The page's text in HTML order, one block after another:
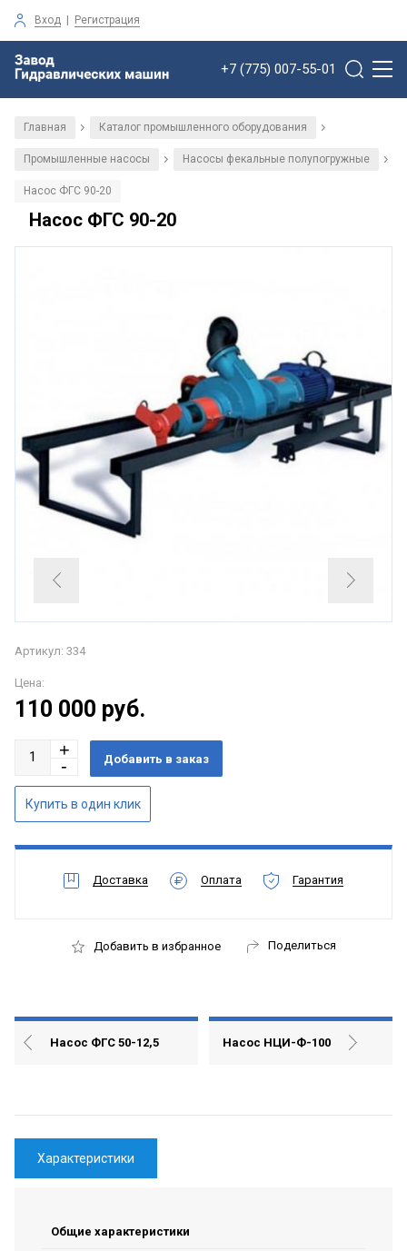
Вход | Регистрация
+7 (775) 007-55-01
Главная / Каталог промышленного оборудования /
Промышленные насосы / Насосы фекальные полупогружные /
Насос ФГС 90-20
Насос ФГС 90-20
Артикул: 334
Цена:
110 000 руб.
Доставка Оплата Гарантия
Добавить в избранное Поделиться
Насос ФГС 50-12,5 Насос НЦИ-Ф-100
Характеристики
Общие характеристики